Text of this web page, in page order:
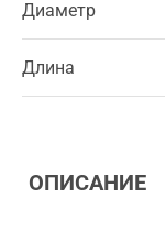
Диаметр
Длина
ОПИСАНИЕ